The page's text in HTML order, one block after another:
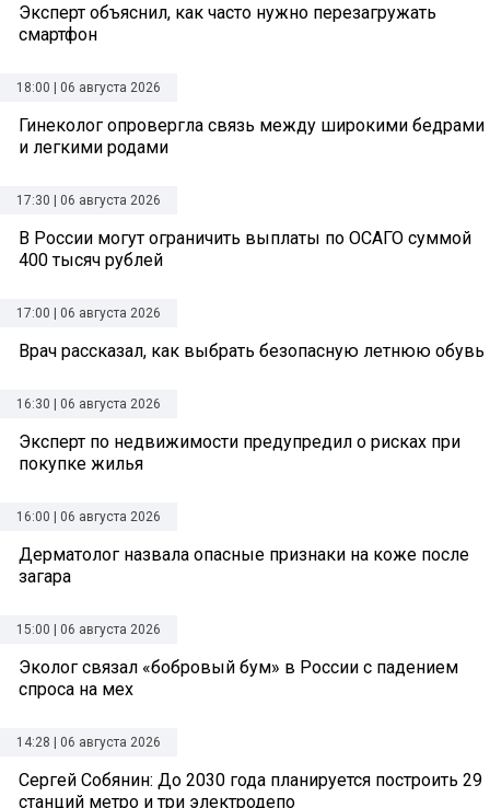
Эксперт объяснил, как часто нужно перезагружать
смартфон
18:00 | 06 августа 2026
Гинеколог опровергла связь между широкими бедрами
и легкими родами
17:30 | 06 августа 2026
В России могут ограничить выплаты по ОСАГО суммой
400 тысяч рублей
17:00 | 06 августа 2026
Врач рассказал, как выбрать безопасную летнюю обувь
16:30 | 06 августа 2026
Эксперт по недвижимости предупредил о рисках при
покупке жилья
16:00 | 06 августа 2026
Дерматолог назвала опасные признаки на коже после
загара
15:00 | 06 августа 2026
Эколог связал «бобровый бум» в России с падением
спроса на мех
14:28 | 06 августа 2026
Сергей Собянин: До 2030 года планируется построить 29
станций метро и три электродепо